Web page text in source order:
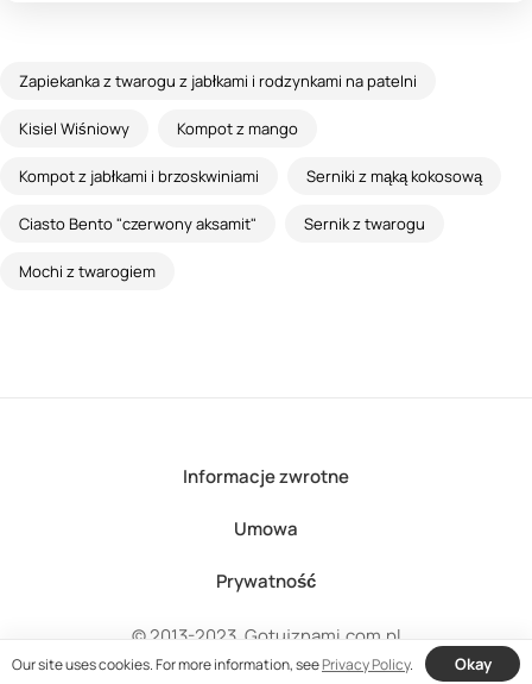
Zapiekanka z twarogu z jabłkami i rodzynkami na patelni
Kisiel Wiśniowy Kompot z mango
Kompot z jabłkami i brzoskwiniami Serniki z mąką kokosową
Ciasto Bento "czerwony aksamit" Sernik z twarogu
Mochi z twarogiem
© 2013-2023, Gotujznami.com.pl
Informacje zwrotne
Umowa
Prywatność
Our site uses cookies. For more information, seePrivacy Policy. Okay